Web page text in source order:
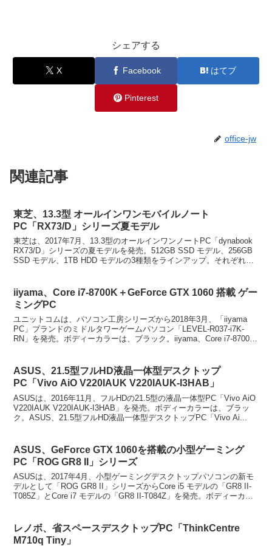
シェアする
X Facebook はてブ
Pinterest
office-jw
関連記事
東芝、13.3型 オールインワンモバイルノート
PC「RX73/D」シリーズ夏モデル
東芝は、2017年7月、13.3型のオールインワンノートPC「dynabook
RX73/D」シリーズの夏モデルを発売。512GB SSD モデル、256GB
SSD モデル、1TB HDD モデルの3種類をラインアップ。それぞれの
iiyama、Core i7-8700K＋GeForce GTX 1060 搭載 ゲー
ミングPC
ユニットコムは、パソコン工房シリーズから2018年3月、「iiyama
PC」ブランドのミドルタワーゲームパソコン「LEVEL-R037-i7K-
RN」を発売。ボディーカラーは、ブラック。iiyama、Core i7-8700K
ASUS、21.5型フルHD液晶一体型デスクトップ
PC「Vivo AiO V220IAUK V220IAUK-I3HAB」
ASUSは、2016年11月、フルHDの21.5型の液晶一体型PC「Vivo AiO
V220IAUK V220IAUK-I3HAB」を発売。ボディーカラーは、ブラッ
ク。ASUS、21.5型フルHD液晶一体型デスクトップPC「Vivo Ai...
ASUS、GeForce GTX 1060を搭載の小型ゲーミング
PC「ROG GR8 II」シリーズ
ASUSは、2017年4月、小型ゲーミングデスクトップパソコンの新モ
デルとして「ROG GR8 II」シリーズからCore i5 モデルの「GR8 II-
T085Z」とCore i7 モデルの「GR8 II-T084Z」を発売。ボディーカ
レノボ、省スペースデスクトップPC「ThinkCentre
M710q Tiny」